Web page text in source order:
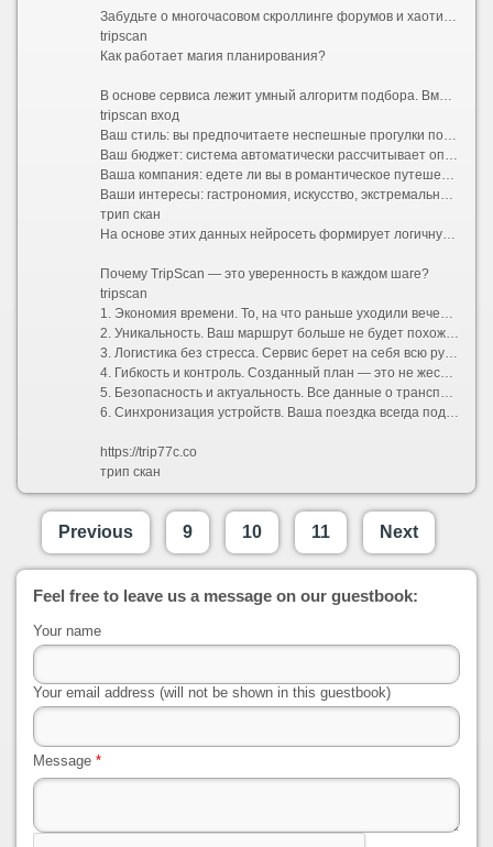
Забудьте о многочасовом скроллинге форумов и хаотичном составлении списков желаний. Представляем TripScan — ваш личный сервис для создания уникальных маршрутов, который превращает подготовку к поездке в увлекательную часть самого приключения.
tripscan
Как работает магия планирования?
В основе сервиса лежит умный алгоритм подбора. Вместо того чтобы предлагать шаблонные путеводители «для всех», TripScan анализирует ваши индивидуальные предпочтения. Процесс строится вокруг вас:
tripscan вход
Ваш стиль: вы предпочитаете неспешные прогулки по старинным улочкам или активный хайкинг в горах?
Ваш бюджет: система автоматически рассчитывает оптимальные затраты и предлагает варианты размещения от уютных хостелов до премиальных отелей.
Ваша компания: едете ли вы в романтическое путешествие вдвоем, отправляетесь в семейный отпуск с детьми или исследуете мир в шумной компании друзей?
Ваши интересы: гастрономия, искусство, экстремальный спорт или тихий пляжный отдых.
трип скан
На основе этих данных нейросеть формирует логичную и сбалансированную программу поездки. Больше не нужно думать, как успеть из точки А в точку Б и где пообедать между экскурсиями. Сервис выстраивает оптимальный тайминг, учитывает время на дорогу и даже оставляет свободные окна для спонтанных открытий.
Почему TripScan — это уверенность в каждом шаге?
tripscan
1. Экономия времени. То, на что раньше уходили вечера напролет, теперь занимает несколько минут. Вы получаете готовую структуру маршрута, которую остается лишь утвердить.
2. Уникальность. Ваш маршрут больше не будет похож на стандартный турпакет. TripScan находит небанальные локации, скрытые от массовых туристов смотровые площадки и аутентичные заведения, которые сделают вашу поездку по-настоящему особенной.
3. Логистика без стресса. Сервис берет на себя всю рутину: прокладывает удобные пешеходные и транспортные пути, подсказывает часы работы достопримечательностей и помогает избежать очередей, предлагая альтернативы.
4. Гибкость и контроль. Созданный план — это не жесткая клетка, а надежный каркас. В пару кликов вы можете заменить отель, добавить необычный мастер-класс, исключить скучную экскурсию или полностью перестроить график под переменчивую погоду.
5. Безопасность и актуальность. Все данные о транспорте, визовых требованиях и правилах въезда постоянно обновляются, избавляя вас от риска столкнуться с устаревшей информацией.
6. Синхронизация устройств. Ваша поездка всегда под рукой. Маршрут доступен в мобильном приложении и веб-версии, поддерживает офлайн-доступ и легко делится со всеми участниками путешествия.
https://trip77c.co
трип скан
Previous 9 10 11 Next
Feel free to leave us a message on our guestbook:
Your name
Your email address (will not be shown in this guestbook)
Message *